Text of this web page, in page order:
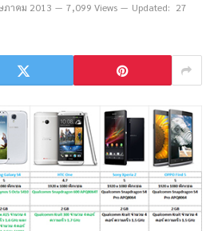
ภาคม 2013 7,099 Views Updated: 27